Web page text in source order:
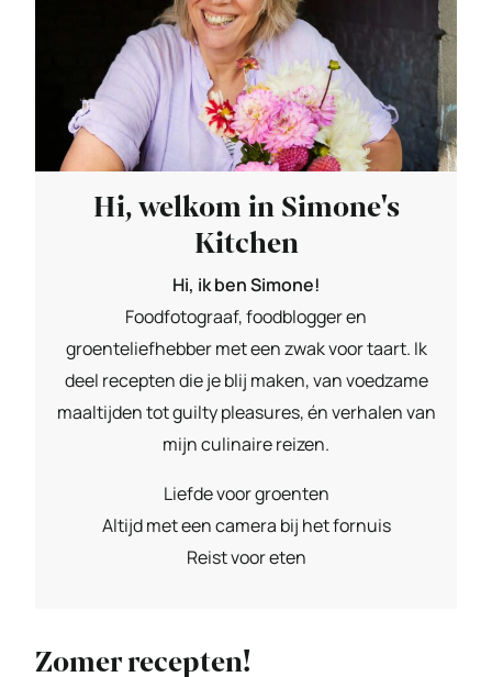
Hi, welkom in Simone's
Kitchen
Hi, ik ben Simone!
Foodfotograaf, foodblogger en
groenteliefhebber met een zwak voor taart. Ik
deel recepten die je blij maken, van voedzame
maaltijden tot guilty pleasures, én verhalen van
mijn culinaire reizen.
Liefde voor groenten
Altijd met een camera bij het fornuis
Reist voor eten
Zomer recepten!